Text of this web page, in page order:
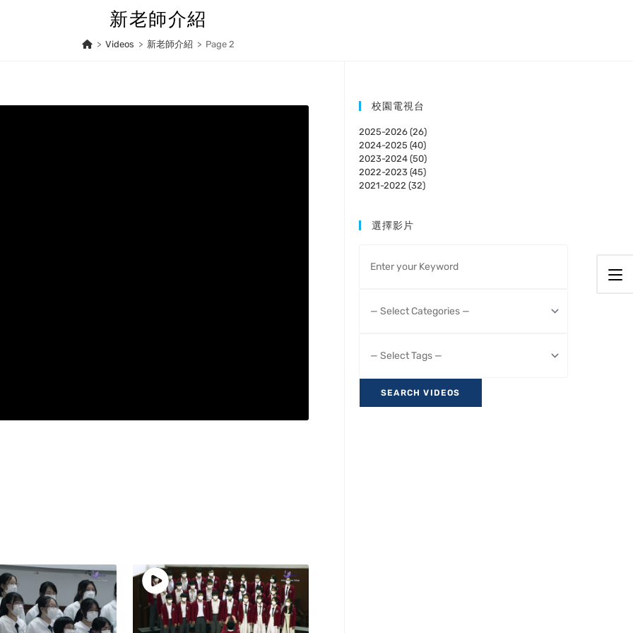
新老師介紹
> Videos > 新老師介紹 > Page 2
校園電視台
2025-2026 (26)
2024-2025 (40)
2023-2024 (50)
2022-2023 (45)
2021-2022 (32)
選擇影片